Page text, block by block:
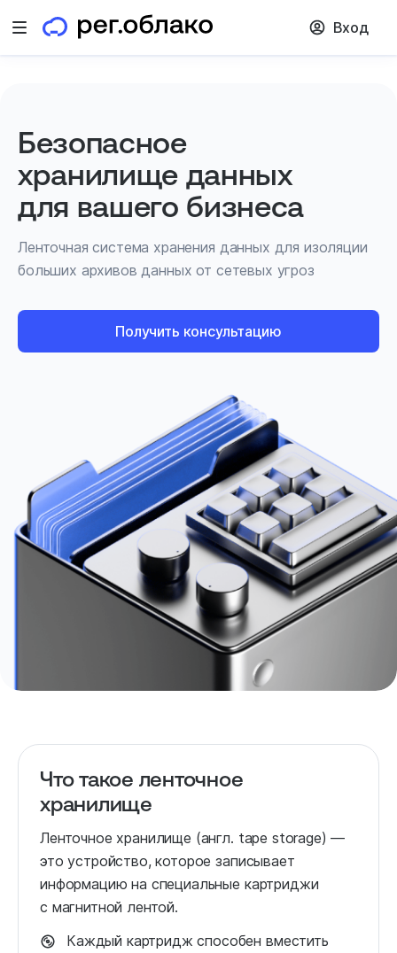
Открыть меню Вход
Безопасное
хранилище данных
для вашего бизнеса
Ленточная система хранения данных для изоляции
больших архивов данных от сетевых угроз
Получить консультацию
Что такое ленточное
хранилище
Ленточное хранилище (англ. tape storage) —
это устройство, которое записывает
информацию на специальные картриджи
с магнитной лентой.
Каждый картридж способен вместить